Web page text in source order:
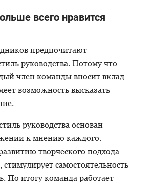
всего нравится
предпочитают
руководства. Потому что
член команды вносит вклад
возможность высказать
руководства основан
к мнению каждого.
творческого подхода
самостоятельность
По итогу команда работает